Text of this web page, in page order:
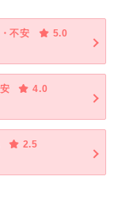
不安
5.0
4.0
2.5